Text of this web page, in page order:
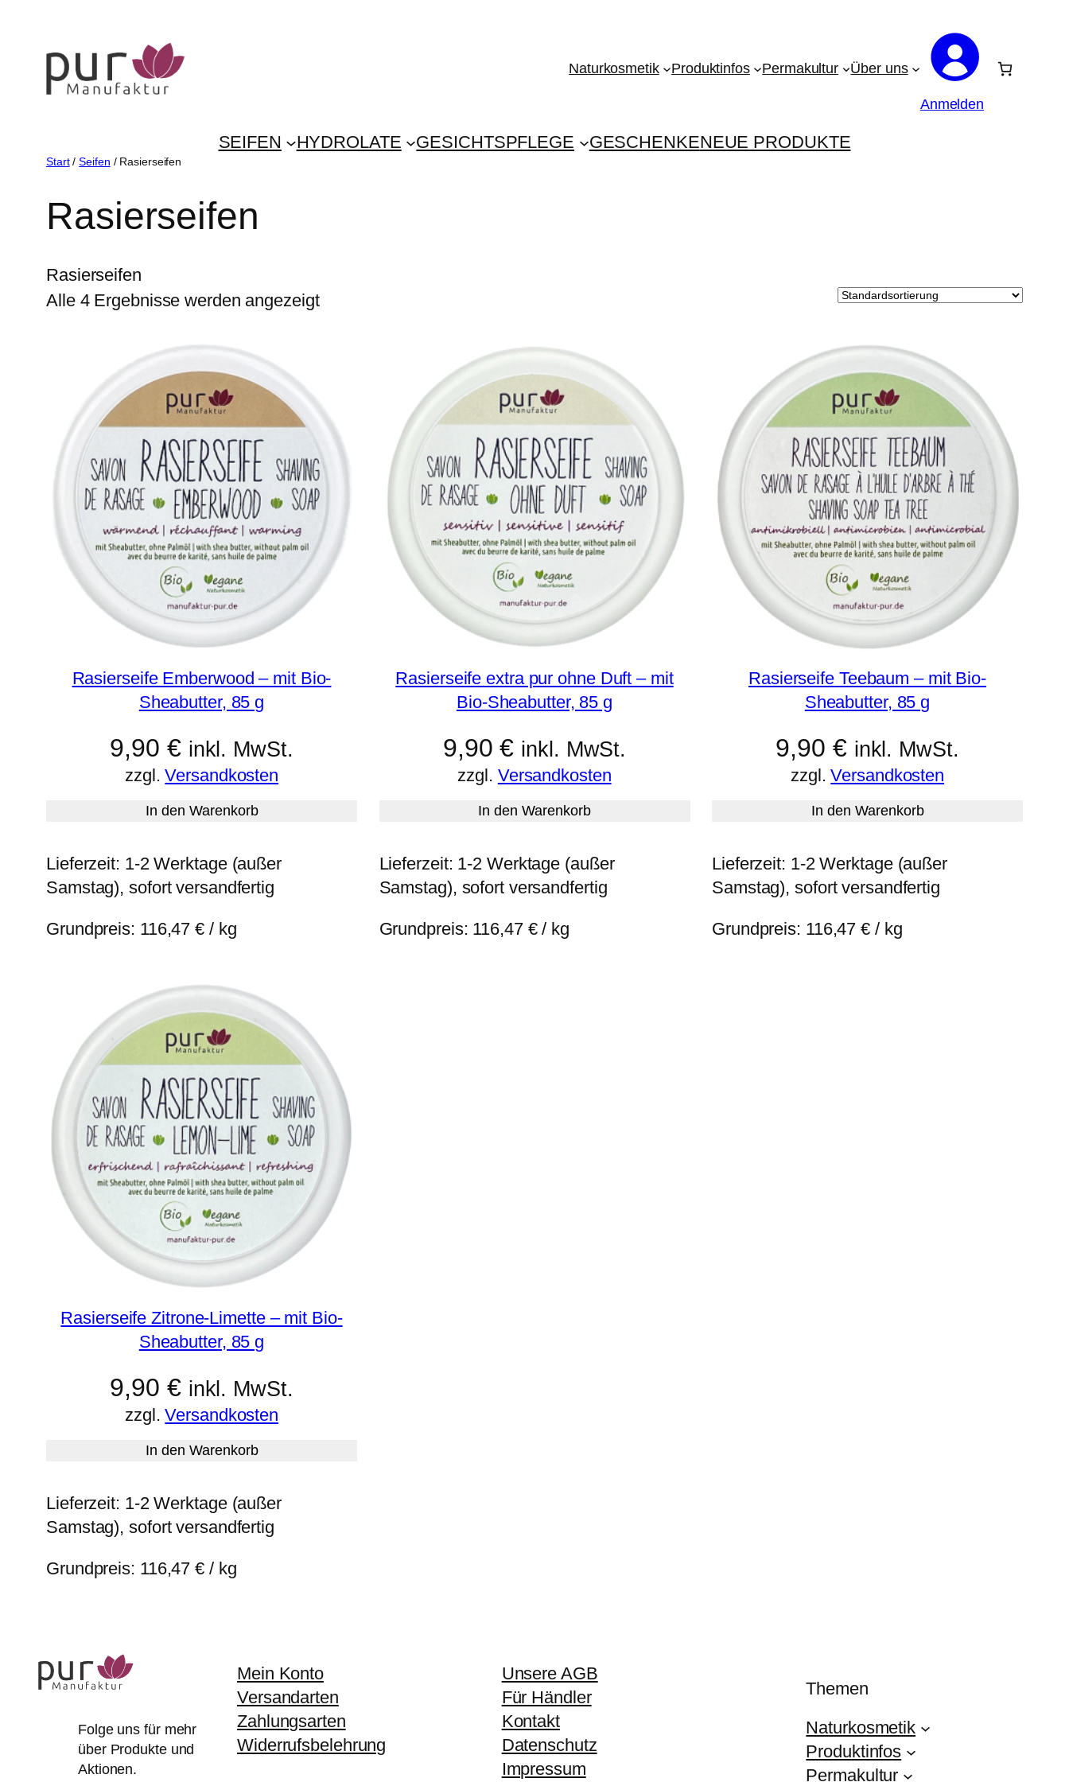
springen
Naturkosmetik Produktinfos Permakultur Über uns
Anmelden
SEIFEN HYDROLATE GESICHTSPFLEGE GESCHENKENEUE PRODUKTE
Start/Seifen / Rasierseifen
Rasierseifen
Rasierseifen
Alle 4 Ergebnisse werden angezeigt
Rasierseife Emberwood – mit Bio-
Sheabutter, 85 g
9,90 € inkl. MwSt.
zzgl.Versandkosten
In den Warenkorb
Lieferzeit: 1-2 Werktage (außer
Samstag), sofort versandfertig
Grundpreis: 116,47€ / kg
Rasierseife extra pur ohne Duft – mit
Bio-Sheabutter, 85 g
9,90€ inkl. MwSt.
zzgl. Versandkosten
In den Warenkorb
Lieferzeit: 1-2 Werktage (außer
Samstag), sofort versandfertig
Grundpreis: 116,47 €/ kg
Rasierseife Teebaum – mit Bio-
Sheabutter, 85 g
9,90 € inkl. MwSt.
zzgl.Versandkosten
In den Warenkorb
Lieferzeit: 1-2 Werktage (außer
Samstag), sofort versandfertig
Grundpreis: 116,47€ / kg
Rasierseife Zitrone-Limette – mit Bio-
Sheabutter, 85 g
9,90 € inkl. MwSt.
zzgl.Versandkosten
In den Warenkorb
Lieferzeit: 1-2 Werktage (außer
Samstag), sofort versandfertig
Grundpreis: 116,47€ / kg
Folge uns für mehr
über Produkte und
Aktionen.
Mein Konto
Versandarten
Zahlungsarten
Widerrufsbelehrung
Unsere AGB
Für Händler
Kontakt
Datenschutz
Impressum
Themen
Naturkosmetik
Produktinfos
Permakultur